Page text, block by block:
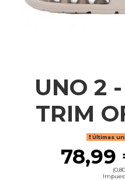
UNO 2
TRIM
Últimas
78,99